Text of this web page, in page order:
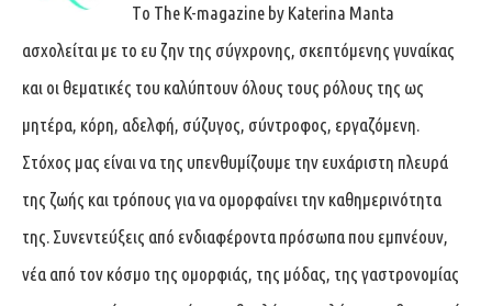
Tο The K-magazine by Katerina Manta
ασχολείται με το ευ ζην της σύγχρονης, σκεπτόμενης γυναίκας
και οι θεματικές του καλύπτουν όλους τους ρόλους της ως
μητέρα, κόρη, αδελφή, σύζυγος, σύντροφος, εργαζόμενη.
Στόχος μας είναι να της υπενθυμίζουμε την ευχάριστη πλευρά
της ζωής και τρόπους για να ομορφαίνει την καθημερινότητα
της. Συνεντεύξεις από ενδιαφέροντα πρόσωπα που εμπνέουν,
νέα από τον κόσμο της ομορφιάς, της μόδας, της γαστρονομίας